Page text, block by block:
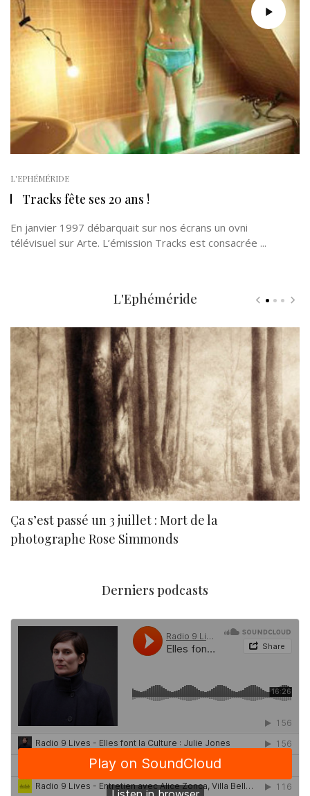
L'EPHÉMÉRIDE
Tracks fête ses 20 ans !
En janvier 1997 débarquait sur nos écrans un ovni
télévisuel sur Arte. L’émission Tracks est consacrée ...
L'Ephéméride
Ça s’est passé un 3 juillet : Mort de la
photographe Rose Simmonds
Derniers podcasts